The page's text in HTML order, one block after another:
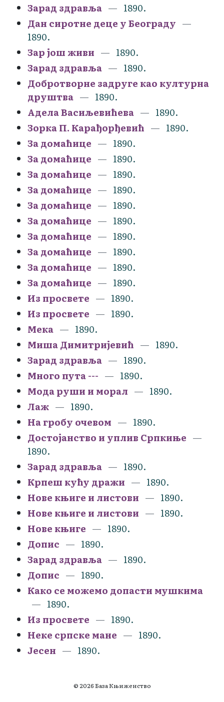
Зарад здравља
1890.
Дан сиротне деце у Београду
1890.
Зар још живи
1890.
Зарад здравља
1890.
Добротворне задруге као културна
друштва
1890.
Адела Васиљевићева
1890.
Зорка П. Карађорђевић
1890.
За домаћице
1890.
За домаћице
1890.
За домаћице
1890.
За домаћице
1890.
За домаћице
1890.
За домаћице
1890.
За домаћице
1890.
За домаћице
1890.
За домаћице
1890.
За домаћице
1890.
Из просвете
1890.
Из просвете
1890.
Мека
1890.
Миша Димитријевић
1890.
Зарад здравља
1890.
Много пута ---
1890.
Мода руши и морал
1890.
Лаж
1890.
На гробу очевом
1890.
Достојанство и уплив Српкиње
1890.
Зарад здравља
1890.
Крпеш кућу дражи
1890.
Нове књиге и листови
1890.
Нове књиге и листови
1890.
Нове књиге
1890.
Допис
1890.
Зарад здравља
1890.
Допис
1890.
Како се можемо допасти мушкима
1890.
Из просвете
1890.
Неке српске мане
1890.
Јесен
1890.
© 2026 База Књиженство